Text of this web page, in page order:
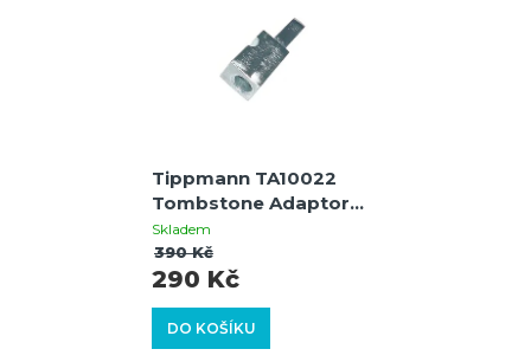
Tippmann TA10022
Tombstone Adaptor
/X7
Skladem
DO KOŠÍKU
290 Kč
390 Kč